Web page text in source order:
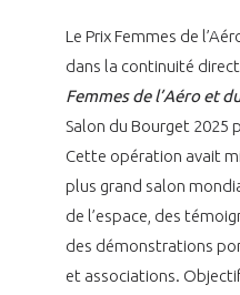
Le Prix Femmes de
dans la continuité
Femmes de l’Aéro et
Salon du Bourget 2025
Cette opération avait
plus grand salon
de l’espace, des
des démonstrations
et associations.